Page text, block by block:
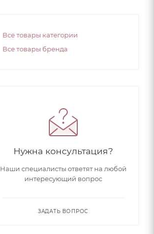
Все товары категории
Все товары бренда
Нужна консультация?
Наши специалисты ответят на любой
интересующий вопрос
ЗАДАТЬ ВОПРОС